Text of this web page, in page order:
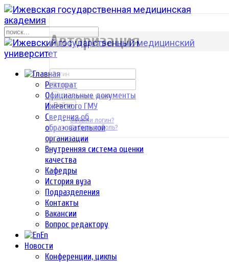
Ректорат
Официальные документы
Ижевского ГМУ
Сведения об
образовательной
организации
Внутренняя система оценки
качества
Кафедры
История вуза
Подразделения
Контакты
Вакансии
Вопрос редактору
En
Новости
Конференции, циклы
р
Авторизация
Запомнить меня
Войти
Забыли логин?
Забыли пароль?